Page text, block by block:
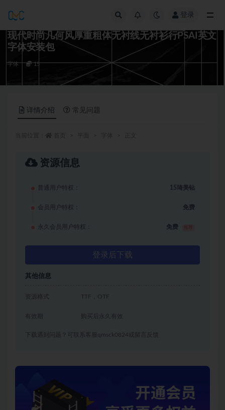
登录
现代时尚几何风厚重粗体无衬线无衬衫行PSAI英文
字体安装包
字体 15
详情介绍 常见问题
资源信息
普通用户特权： 15琦美钻
会员用户特权： 免费
永久会员用户特权： 免费
登录后下载
其他信息
资源格式 TTF，OTF
有效期 购买后永久有效
下载遇到问题？可联系客服qmsck0824或留言反馈